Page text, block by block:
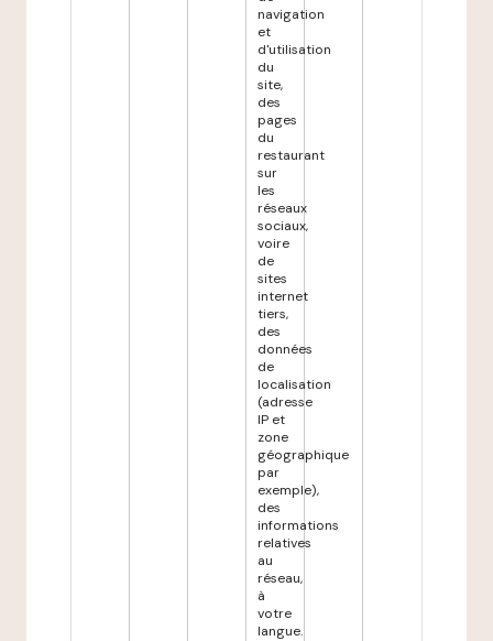
navigation
et
d'utilisation
du
site,
des
pages
du
restaurant
sur
les
réseaux
sociaux,
voire
de
sites
internet
tiers,
des
données
de
localisation
(adresse
IP et
zone
géographique
par
exemple),
des
informations
relatives
au
réseau,
à
votre
langue.